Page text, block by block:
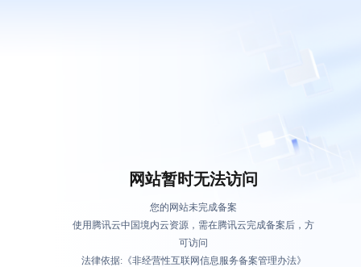
网站暂时无法访问
您的网站未完成备案
使用腾讯云中国境内云资源，需在腾讯云完成备案后，方
可访问
法律依据:《非经营性互联网信息服务备案管理办法》